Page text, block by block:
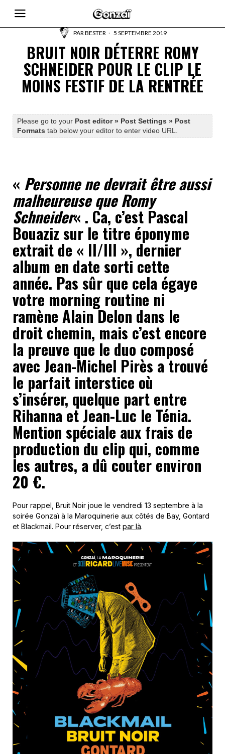
PARBESTER 5 SEPTEMBRE 2019
BRUIT NOIR DÉTERRE ROMY
SCHNEIDER POUR LE CLIP LE
MOINS FESTIF DE LA RENTRÉE
Please go to your Post editor » Post Settings » Post
Formats tab below your editor to enter video URL.
« Personne ne devrait être aussi
malheureuse que Romy
Schneider« . Ca, c’est Pascal
Bouaziz sur le titre éponyme
extrait de « II/III », dernier
album en date sorti cette
année. Pas sûr que cela égaye
votre morning routine ni
ramène Alain Delon dans le
droit chemin, mais c’est encore
la preuve que le duo composé
avec Jean-Michel Pirès a trouvé
le parfait interstice où
s’insérer, quelque part entre
Rihanna et Jean-Luc le Ténia.
Mention spéciale aux frais de
production du clip qui, comme
les autres, a dû couter environ
20 €.
Pour rappel, Bruit Noir joue le vendredi 13 septembre à la
soirée Gonzaï à la Maroquinerie aux côtés de Bay, Gontard
et Blackmail. Pour réserver, c’est par là.